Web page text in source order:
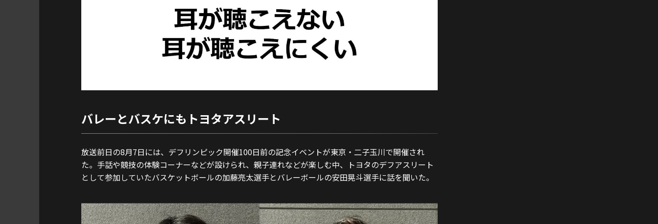
バレーとバスケにもトヨタアスリート
放送前日の8月7日には、デフリンピック開催100日前の記念イベントが東京・二子玉川で開催され
た。手話や競技の体験コーナーなどが設けられ、親子連れなどが楽しむ中、トヨタのデフアスリート
として参加していたバスケットボールの加藤亮太選手とバレーボールの安田晃斗選手に話を聞いた。